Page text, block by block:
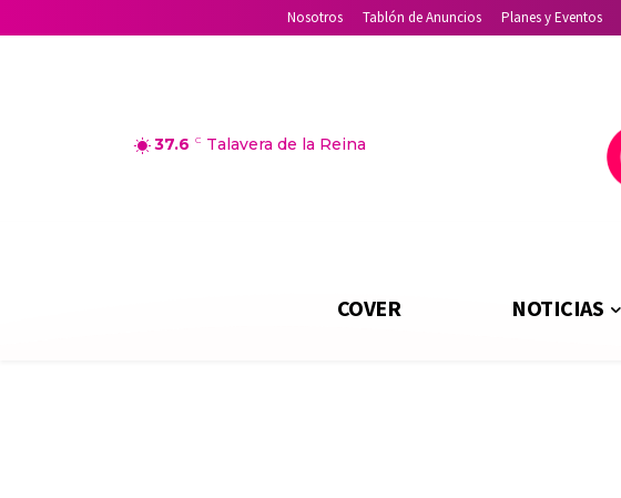
Nosotros Tablón de Anuncios Planes y Eventos
37.6 C Talavera de la Reina
COVER NOTICIAS